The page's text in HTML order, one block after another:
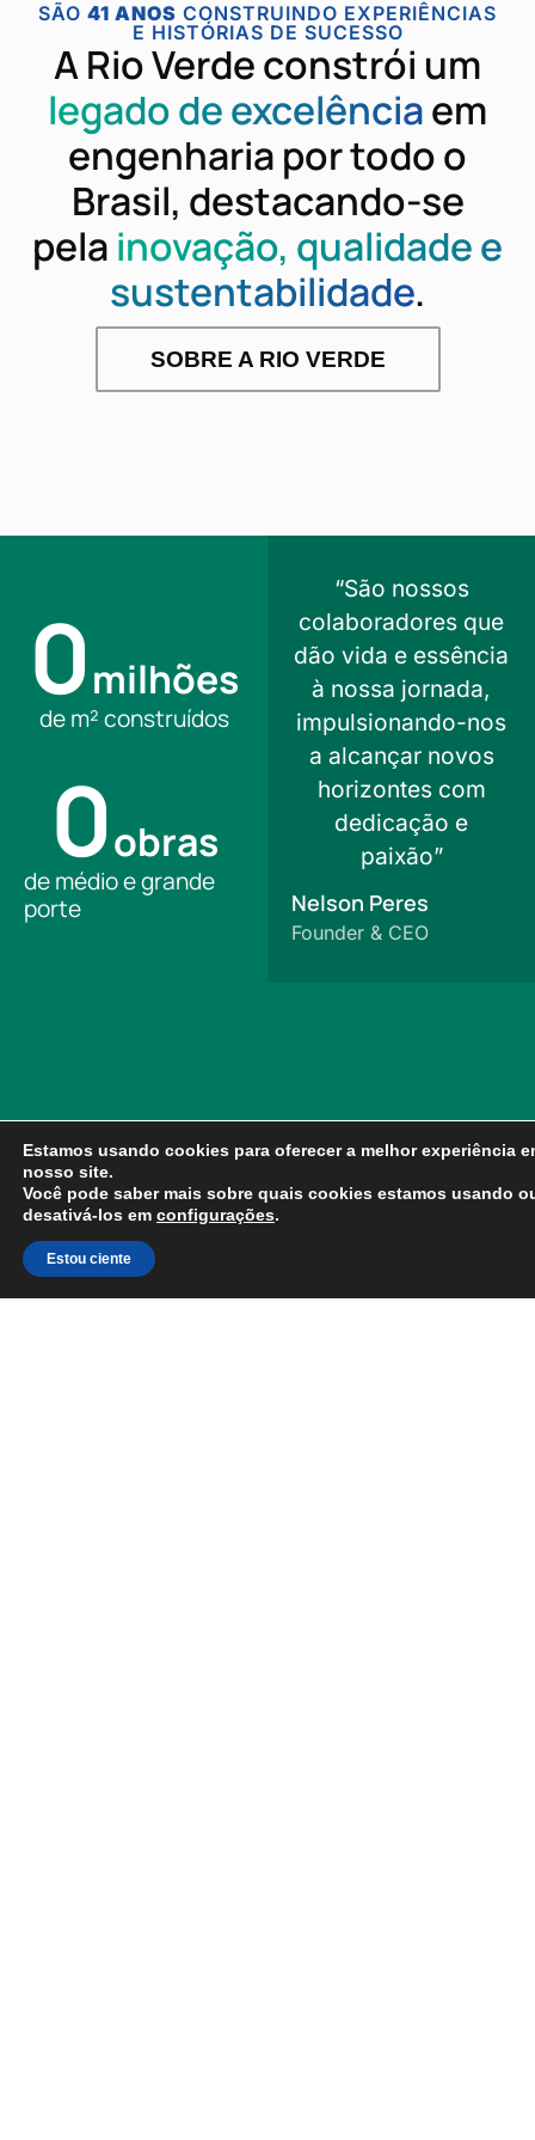
SÃO 41 ANOS CONSTRUINDO EXPERIÊNCIAS
E HISTÓRIAS DE SUCESSO
A Rio Verde constrói um
legado de excelênciaem
engenharia por todo o
Brasil, destacando-se
pela inovação, qualidade e
sustentabilidade.
SOBRE A RIO VERDE
de m² construídos
0milhões
de médio e grande
porte
0obras
“São nossos
colaboradores que
dão vida e essência
à nossa jornada,
impulsionando-nos
a alcançar novos
horizontes com
dedicação e
paixão”
Nelson Peres
Founder & CEO
Estamos usando cookies para oferecer a melhor experiência
nosso site.
Você pode saber mais sobre quais cookies estamos usando
desativá-los em configurações.
Estou ciente